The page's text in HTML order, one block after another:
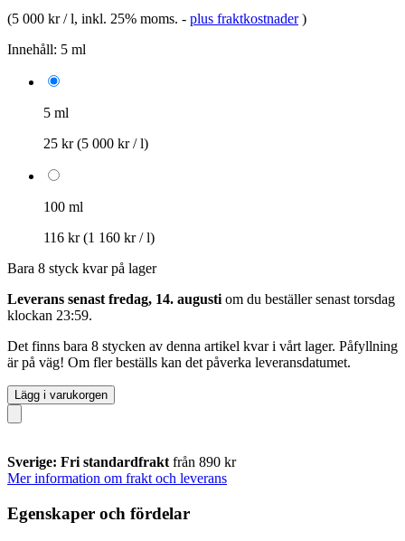
(5 000 kr / l, inkl. 25% moms. - plus fraktkostnader )
Innehåll: 5 ml
5 ml
25 kr(5 000 kr / l)
100 ml
116 kr(1 160 kr / l)
Bara 8 styck kvar på lager
Leverans senast fredag, 14. augusti om du beställer senast torsdag
klockan 23:59.
Det finns bara 8 stycken av denna artikel kvar i vårt lager. Påfyllning
är på väg! Om fler beställs kan det påverka leveransdatumet.
Lägg i varukorgen
Sverige: Fri standardfrakt från 890 kr
Mer information om frakt och leverans
Egenskaper och fördelar